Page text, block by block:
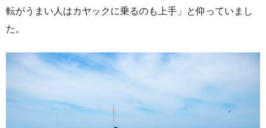
転がうまい人はカヤックに乗るのも上手」と仰っていまし
た。